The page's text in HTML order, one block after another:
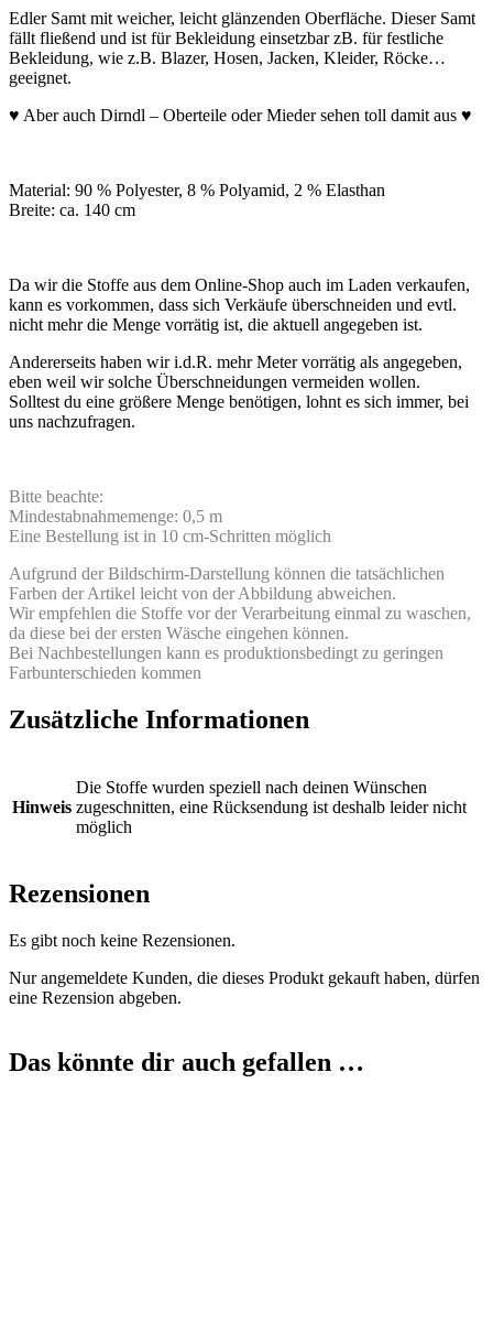
Edler Samt mit weicher, leicht glänzenden Oberfläche. Dieser Samt
fällt fließend und ist für Bekleidung einsetzbar zB. für festliche
Bekleidung, wie z.B. Blazer, Hosen, Jacken, Kleider, Röcke…
geeignet.
♥ Aber auch Dirndl – Oberteile oder Mieder sehen toll damit aus ♥
Material: 90 % Polyester, 8 % Polyamid, 2 % Elasthan
Breite: ca. 140 cm
Da wir die Stoffe aus dem Online-Shop auch im Laden verkaufen,
kann es vorkommen, dass sich Verkäufe überschneiden und evtl.
nicht mehr die Menge vorrätig ist, die aktuell angegeben ist.
Andererseits haben wir i.d.R. mehr Meter vorrätig als angegeben,
eben weil wir solche Überschneidungen vermeiden wollen.
Solltest du eine größere Menge benötigen, lohnt es sich immer, bei
uns nachzufragen.
Bitte beachte:
Mindestabnahmemenge: 0,5 m
Eine Bestellung ist in 10 cm-Schritten möglich
Aufgrund der Bildschirm-Darstellung können die tatsächlichen
Farben der Artikel leicht von der Abbildung abweichen.
Wir empfehlen die Stoffe vor der Verarbeitung einmal zu waschen,
da diese bei der ersten Wäsche eingehen können.
Bei Nachbestellungen kann es produktionsbedingt zu geringen
Farbunterschieden kommen
Zusätzliche Informationen
Hinweis
Die Stoffe wurden speziell nach deinen Wünschen
zugeschnitten, eine Rücksendung ist deshalb leider nicht
möglich
Rezensionen
Es gibt noch keine Rezensionen.
Nur angemeldete Kunden, die dieses Produkt gekauft haben, dürfen
eine Rezension abgeben.
Das könnte dir auch gefallen …